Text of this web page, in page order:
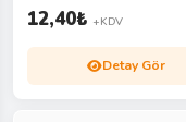
12,40₺ +KDV
Detay Gör